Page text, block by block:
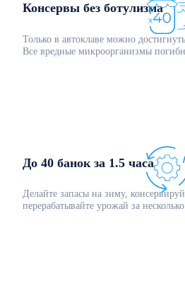
Консервы без ботулизма
Только в автоклаве можно
Все вредные микроорганизмы
До 40 банок за 1.5 часа
Делайте запасы на зиму,
перерабатывайте урожай за несколько